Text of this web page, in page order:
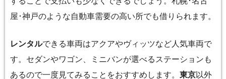
屋･神戸のような自動車需要の高い所でも借りられます。
レンタルできる車両はアクアやヴィッツなど人気車両で
す。セダンやワゴン、ミニバンが選べるステーションも
あるので一度見てみることをおすすめします。 東京以外